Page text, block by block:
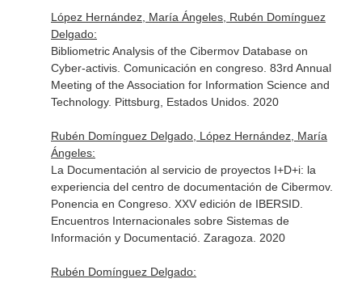
López Hernández, María Ángeles, Rubén Domínguez
Delgado:
Bibliometric Analysis of the Cibermov Database on
Cyber-activis. Comunicación en congreso. 83rd Annual
Meeting of the Association for Information Science and
Technology. Pittsburg, Estados Unidos. 2020
Rubén Domínguez Delgado, López Hernández, María
Ángeles:
La Documentación al servicio de proyectos I+D+i: la
experiencia del centro de documentación de Cibermov.
Ponencia en Congreso. XXV edición de IBERSID.
Encuentros Internacionales sobre Sistemas de
Información y Documentació. Zaragoza. 2020
Rubén Domínguez Delgado: